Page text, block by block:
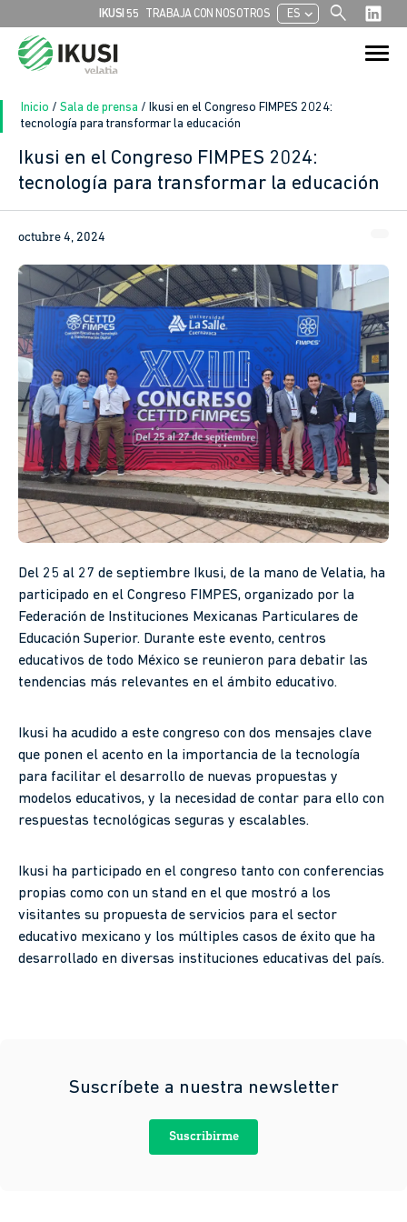
IKUSI 55 TRABAJA CON NOSOTROS ESchevron_left search
Buscar:
Botón de
Inicio / Sala de prensa / Ikusi en el Congreso FIMPES 2024:
tecnología para transformar la educación
Ikusi en el Congreso FIMPES 2024:
tecnología para transformar la educación
octubre 4, 2024
Del 25 al 27 de septiembre Ikusi, de la mano de Velatia, ha
participado en el Congreso FIMPES, organizado por la
Federación de Instituciones Mexicanas Particulares de
Educación Superior. Durante este evento, centros
educativos de todo México se reunieron para debatir las
tendencias más relevantes en el ámbito educativo.
Ikusi ha acudido a este congreso con dos mensajes clave
que ponen el acento en la importancia de la tecnología
para facilitar el desarrollo de nuevas propuestas y
modelos educativos, y la necesidad de contar para ello con
respuestas tecnológicas seguras y escalables.
Ikusi ha participado en el congreso tanto con conferencias
propias como con un stand en el que mostró a los
visitantes su propuesta de servicios para el sector
educativo mexicano y los múltiples casos de éxito que ha
desarrollado en diversas instituciones educativas del país.
Suscríbete a nuestra newsletter
Suscribirme